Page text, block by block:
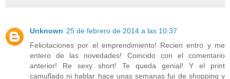
Unknown 25 de febrero de 2014 a las 10:37
Felicitaciones por el emprendimiento! Recien entro y me
entero de las novedades! Coincido con el comentario
anterior! Re sexy short! Te queda genial! Y el print
camuflado ni hablar hace unas semanas fui de shopping y